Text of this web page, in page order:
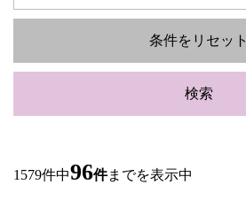
条件をリセット
検索
1579件中96件までを表示中